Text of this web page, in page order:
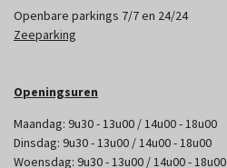
Openbare parkings 7/7 en 24/24
Zeeparking
Openingsuren
Maandag: 9u30 - 13u00 / 14u00 - 18u00
Dinsdag: 9u30 - 13u00 / 14u00 - 18u00
Woensdag: 9u30 - 13u00 / 14u00 - 18u00